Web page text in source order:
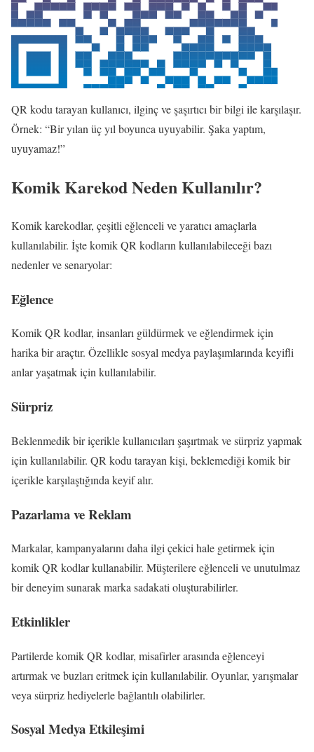
QR kodu tarayan kullanıcı, ilginç ve şaşırtıcı bir bilgi ile karşılaşır.
Örnek: “Bir yılan üç yıl boyunca uyuyabilir. Şaka yaptım,
uyuyamaz!”
Komik Karekod Neden Kullanılır?
Komik karekodlar, çeşitli eğlenceli ve yaratıcı amaçlarla
kullanılabilir. İşte komik QR kodların kullanılabileceği bazı
nedenler ve senaryolar:
Eğlence
Komik QR kodlar, insanları güldürmek ve eğlendirmek için
harika bir araçtır. Özellikle sosyal medya paylaşımlarında keyifli
anlar yaşatmak için kullanılabilir.
Sürpriz
Beklenmedik bir içerikle kullanıcıları şaşırtmak ve sürpriz yapmak
için kullanılabilir. QR kodu tarayan kişi, beklemediği komik bir
içerikle karşılaştığında keyif alır.
Pazarlama ve Reklam
Markalar, kampanyalarını daha ilgi çekici hale getirmek için
komik QR kodlar kullanabilir. Müşterilere eğlenceli ve unutulmaz
bir deneyim sunarak marka sadakati oluşturabilirler.
Etkinlikler
Partilerde komik QR kodlar, misafirler arasında eğlenceyi
artırmak ve buzları eritmek için kullanılabilir. Oyunlar, yarışmalar
veya sürpriz hediyelerle bağlantılı olabilirler.
Sosyal Medya Etkileşimi